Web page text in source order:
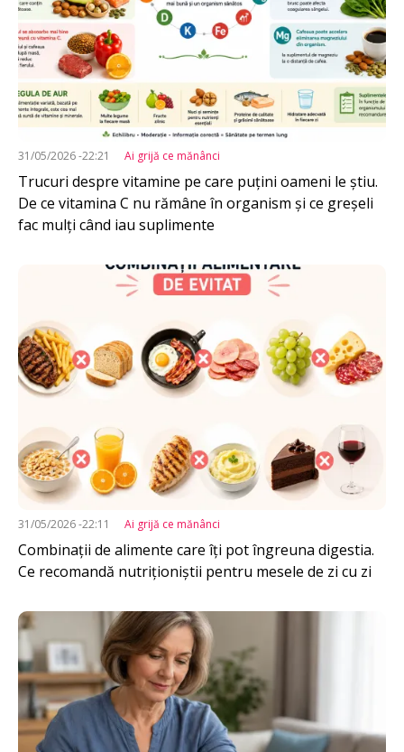
31/05/2026 -22:21 Ai grijă ce mănânci
Trucuri despre vitamine pe care puțini oameni le știu.
De ce vitamina C nu rămâne în organism și ce greșeli
fac mulți când iau suplimente
31/05/2026 -22:11 Ai grijă ce mănânci
Combinații de alimente care îți pot îngreuna digestia.
Ce recomandă nutriționiștii pentru mesele de zi cu zi
Imagine